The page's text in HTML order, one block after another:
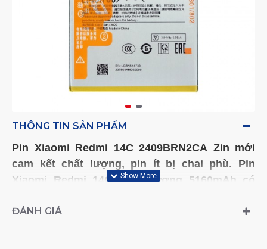
THÔNG TIN SẢN PHẨM
Pin Xiaomi Redmi 14C 2409BRN2CA Zin mới
cam kết chất lượng, pin ít bị chai phù. Pin
Xiaomi Redmi 14Cdung lượng 5160mAh có
ĐÁNH GIÁ